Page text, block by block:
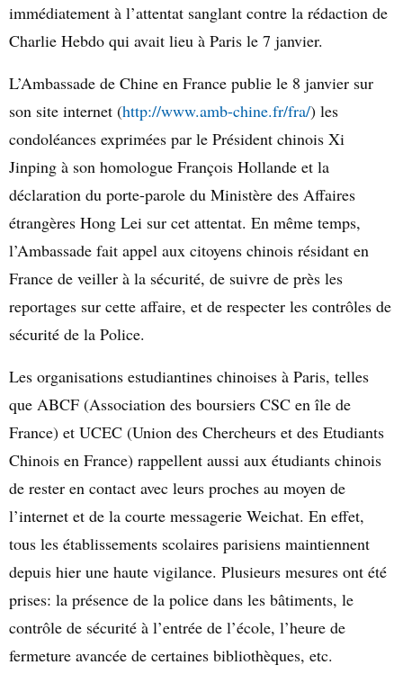
immédiatement à l’attentat sanglant contre la rédaction de
Charlie Hebdo qui avait lieu à Paris le 7 janvier.
L’Ambassade de Chine en France publie le 8 janvier sur
son site internet (http://www.amb-chine.fr/fra/) les
condoléances exprimées par le Président chinois Xi
Jinping à son homologue François Hollande et la
déclaration du porte-parole du Ministère des Affaires
étrangères Hong Lei sur cet attentat. En même temps,
l’Ambassade fait appel aux citoyens chinois résidant en
France de veiller à la sécurité, de suivre de près les
reportages sur cette affaire, et de respecter les contrôles de
sécurité de la Police.
Les organisations estudiantines chinoises à Paris, telles
que ABCF (Association des boursiers CSC en île de
France) et UCEC (Union des Chercheurs et des Etudiants
Chinois en France) rappellent aussi aux étudiants chinois
de rester en contact avec leurs proches au moyen de
l’internet et de la courte messagerie Weichat. En effet,
tous les établissements scolaires parisiens maintiennent
depuis hier une haute vigilance. Plusieurs mesures ont été
prises: la présence de la police dans les bâtiments, le
contrôle de sécurité à l’entrée de l’école, l’heure de
fermeture avancée de certaines bibliothèques, etc.